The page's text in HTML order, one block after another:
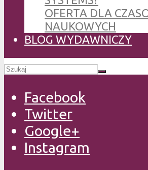
OFERTA DLA
NAUKOWYCH
BLOG WYDAWNICZY
Facebook
Twitter
Google+
Instagram